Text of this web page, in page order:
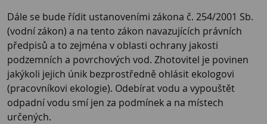
Dále se bude řídit ustanoveními zákona č. 254/2001 Sb.
(vodní zákon) a na tento zákon navazujících právních
předpisů a to zejména v oblasti ochrany jakosti
podzemních a povrchových vod. Zhotovitel je povinen
jakýkoli jejich únik bezprostředně ohlásit ekologovi
(pracovníkovi ekologie). Odebírat vodu a vypouštět
odpadní vodu smí jen za podmínek a na místech
určených.